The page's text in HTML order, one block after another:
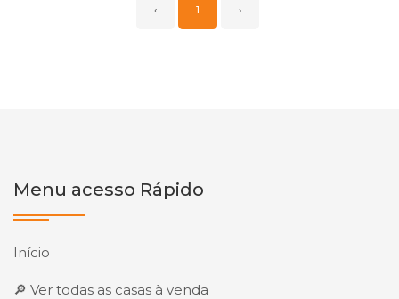
‹ 1 ›
Menu acesso Rápido
Início
🔎 Ver todas as casas à venda